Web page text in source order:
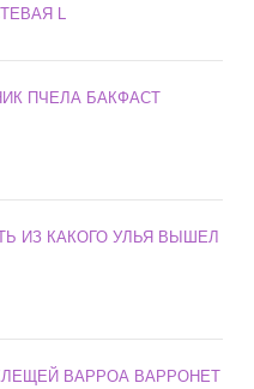
L
ПЧЕЛА БАКФАСТ
ИЗ КАКОГО УЛЬЯ ВЫШЕЛ
ВАРРОА ВАРРОНЕТ